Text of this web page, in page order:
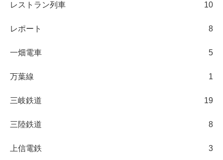
レストラン列車 10
レポート 8
一畑電車 5
万葉線 1
三岐鉄道 19
三陸鉄道 8
上信電鉄 3